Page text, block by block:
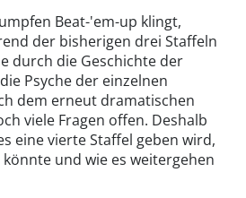
Beat-'em-up klingt,
der bisherigen drei Staffeln
durch die Geschichte der
Psyche der einzelnen
dem erneut dramatischen
viele Fragen offen. Deshalb
eine vierte Staffel geben wird,
und wie es weitergehen